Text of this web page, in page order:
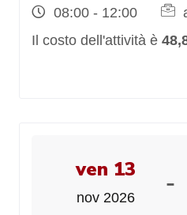
08:00 - 12:00
Il costo dell'attività è
ven 13
nov 2026 -